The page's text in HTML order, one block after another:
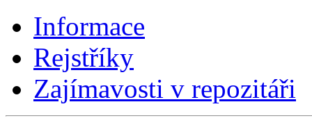
Informace
Rejstříky
Zajímavosti v repozitáři